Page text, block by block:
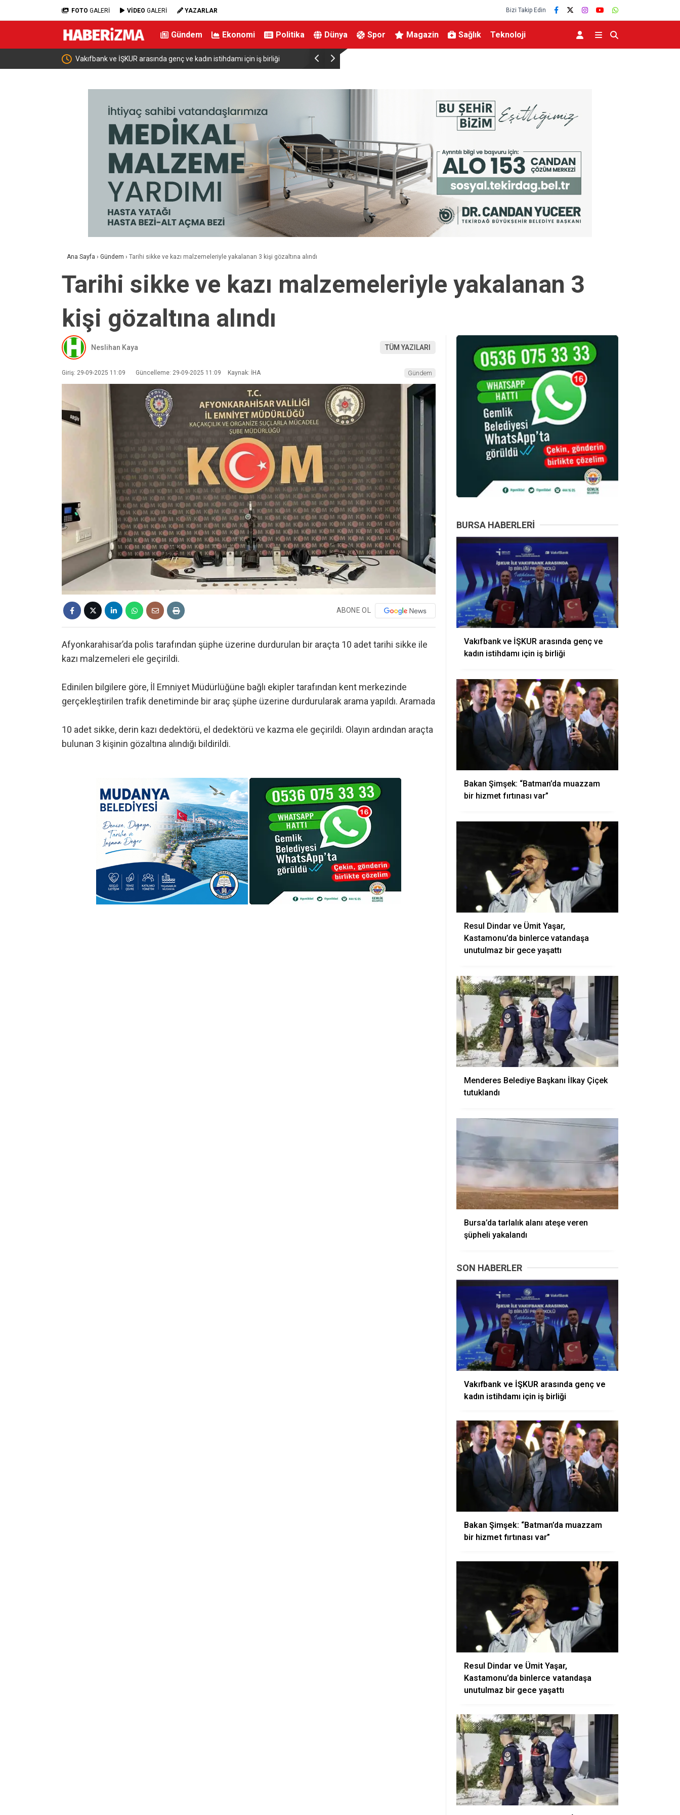
FOTO GALERİ VİDEO GALERİ YAZARLAR Bizi Takip Edin
Gündem Ekonomi Politika Dünya Spor Magazin Sağlık Teknoloji
Bakan Şimşek: “Batman’da muazzam bir hizmet fırtınası var” Resul Dindar ve Ümit Yaşar, Kastamonu’da binlerce vatandaşa
Ana Sayfa › Gündem › Tarihi sikke ve kazı malzemeleriyle yakalanan 3 kişi gözaltına alındı
Tarihi sikke ve kazı malzemeleriyle yakalanan 3
kişi gözaltına alındı
Neslihan Kaya TÜM YAZILARI
Giriş: 29-09-2025 11:09 Güncelleme: 29-09-2025 11:09 Kaynak: İHA Gündem
ABONE OL
Afyonkarahisar’da polis tarafından şüphe üzerine durdurulan bir araçta 10 adet tarihi sikke ile
kazı malzemeleri ele geçirildi.
Edinilen bilgilere göre, İl Emniyet Müdürlüğüne bağlı ekipler tarafından kent merkezinde
gerçekleştirilen trafik denetiminde bir araç şüphe üzerine durdurularak arama yapıldı. Aramada
10 adet sikke, derin kazı dedektörü, el dedektörü ve kazma ele geçirildi. Olayın ardından araçta
bulunan 3 kişinin gözaltına alındığı bildirildi.
BURSA HABERLERI
Vakıfbank ve İŞKUR arasında genç ve
kadın istihdamı için iş birliği
Bakan Şimşek: “Batman’da muazzam
bir hizmet fırtınası var”
Resul Dindar ve Ümit Yaşar,
Kastamonu’da binlerce vatandaşa
unutulmaz bir gece yaşattı
Menderes Belediye Başkanı İlkay Çiçek
tutuklandı
Bursa’da tarlalık alanı ateşe veren
şüpheli yakalandı
SON HABERLER
Vakıfbank ve İŞKUR arasında genç ve
kadın istihdamı için iş birliği
Bakan Şimşek: “Batman’da muazzam
bir hizmet fırtınası var”
Resul Dindar ve Ümit Yaşar,
Kastamonu’da binlerce vatandaşa
unutulmaz bir gece yaşattı